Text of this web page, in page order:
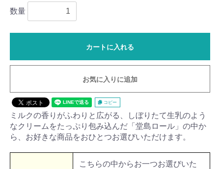
数量
カートに入れる
お気に入りに追加
コピー
ミルクの香りがふわりと広がる、しぼりたて生乳のよう
なクリームをたっぷり包み込んだ「堂島ロール」の中か
ら、お好きな商品をおひとつお選びいただけます。
こちらの中からお一つお選びいた